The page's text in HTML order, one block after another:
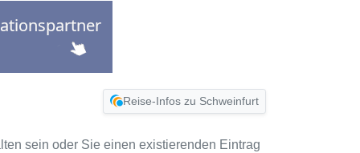
Reise-Infos zu Schweinfurt
sein oder Sie einen existierenden Eintrag